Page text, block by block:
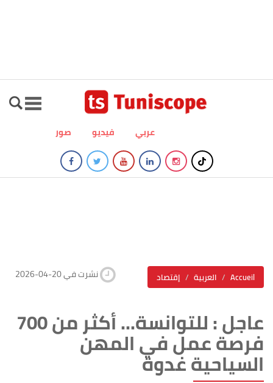
صور فيديو عربي
إقتصاد العربية Accueil 2026-04-20 نشرت في
عاجل : للتوانسة... أكثر من 700
فرصة عمل في المهن
السياحية غدوة